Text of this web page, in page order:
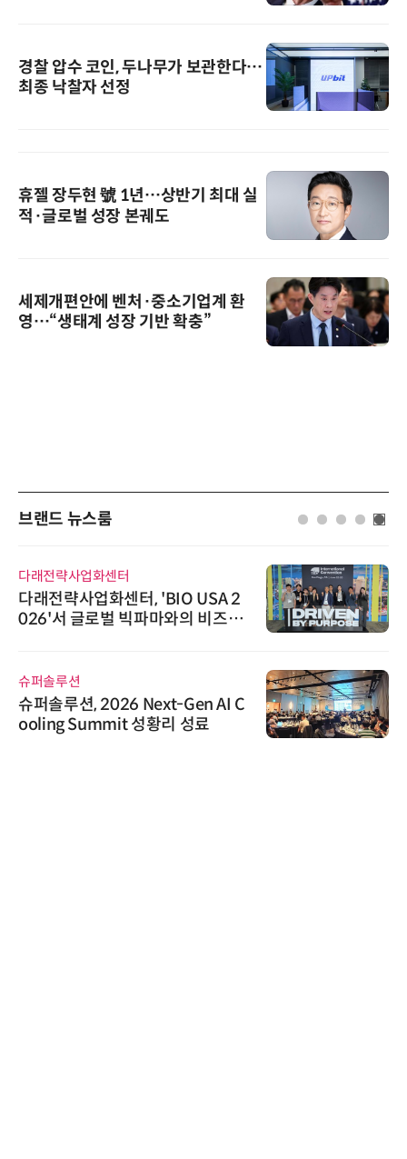
경찰 압수 코인, 두나무가 보관한다…
최종 낙찰자 선정
휴젤 장두현 號 1년…상반기 최대 실
적·글로벌 성장 본궤도
세제개편안에 벤처·중소기업계 환
영…“생태계 성장 기반 확충”
브랜드 뉴스룸
다래전략사업화센터
다래전략사업화센터, 'BIO USA 2
026'서 글로벌 빅파마와의 비즈니
슈퍼솔루션
슈퍼솔루션, 2026 Next-Gen AI C
ooling Summit 성황리 성료